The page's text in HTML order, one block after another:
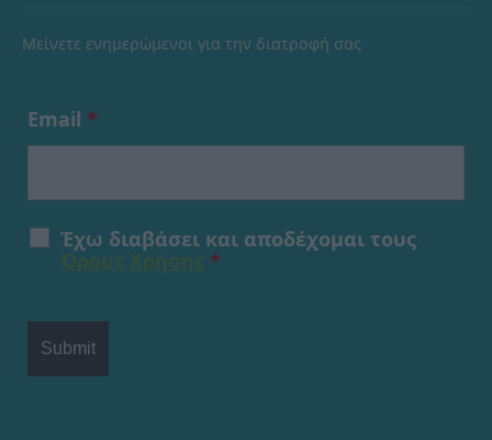
Μείνετε ενημερώμενοι για την διατροφή σας
Email *
Έχω διαβάσει και αποδέχομαι τους
*